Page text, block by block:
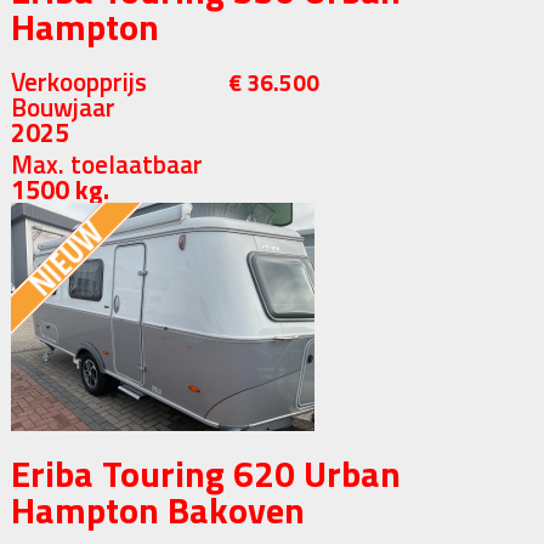
Hampton
Verkoopprijs € 36.500
Bouwjaar
2025
Max. toelaatbaar
1500 kg.
Eriba Touring 620 Urban
Hampton Bakoven